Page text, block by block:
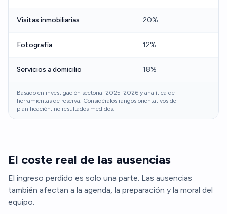
Visitas inmobiliarias 20%
Fotografía 12%
Servicios a domicilio 18%
Basado en investigación sectorial 2025-2026 y analítica de
herramientas de reserva. Considéralos rangos orientativos de
planificación, no resultados medidos.
El coste real de las ausencias
El ingreso perdido es solo una parte. Las ausencias
también afectan a la agenda, la preparación y la moral del
equipo.